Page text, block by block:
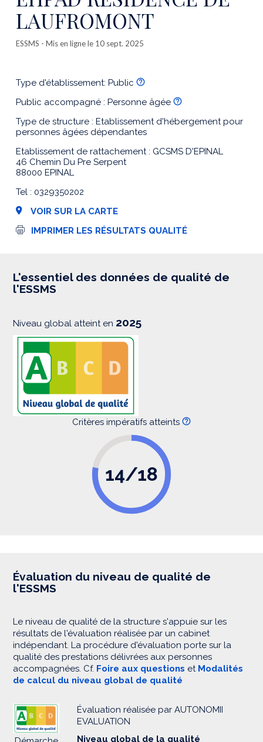
LAUFROMONT
ESSMS - Mis en ligne le 10 sept. 2025
Type d'établissement: Public
Public accompagné : Personne âgée
Type de structure : Etablissement d'hébergement pour
personnes âgées dépendantes
Etablissement de rattachement : GCSMS D'EPINAL
46 Chemin Du Pre Serpent
88000 EPINAL
Tel : 0329350202
VOIR SUR LA CARTE
I
s
i
IMPRIMER LES RÉSULTATS QUALITÉ
L'essentiel des données de qualité de
l'ESSMS
Niveau global atteint en 2025
Critères impératifs atteints
14/18
Évaluation du niveau de qualité de
l'ESSMS
Le niveau de qualité de la structure s'appuie sur les
résultats de l'évaluation réalisée par un cabinet
indépendant. La procédure d'évaluation porte sur la
qualité des prestations délivrées aux personnes
accompagnées. Cf. Foire aux questions et Modalités
de calcul du niveau global de qualité
Évaluation réalisée par AUTONOMII
EVALUATION
Niveau global de la qualité